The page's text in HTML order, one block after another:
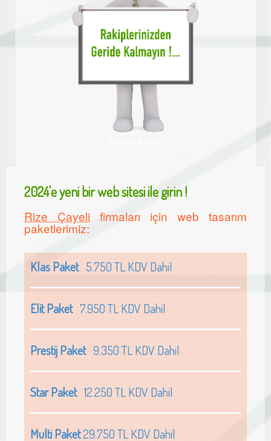
Web Tasarımı Rize Çayeli
2024'e yeni bir web sitesi ile girin !
Rize Çayelifirmaları için web tasarım
paketlerimiz:
Klas Paket5.750 TL KDV Dahil
Elit Paket7.950 TL KDV Dahil
Prestij Paket9.350 TL KDV Dahil
Star Paket12.250 TL KDV Dahil
Multi Paket29.750 TL KDV Dahil